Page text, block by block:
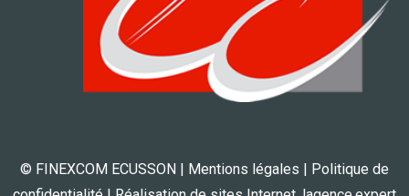
© FINEXCOM ECUSSON | Mentions légales
Politique de